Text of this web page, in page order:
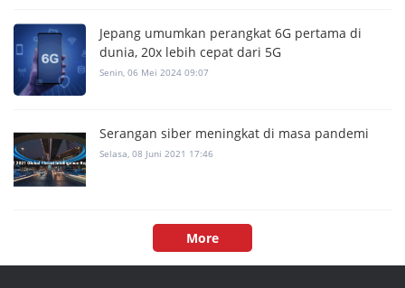
Jepang umumkan perangkat 6G pertama di
dunia, 20x lebih cepat dari 5G
Senin, 06 Mei 2024 09:07
Serangan siber meningkat di masa pandemi
Selasa, 08 Juni 2021 17:46
More